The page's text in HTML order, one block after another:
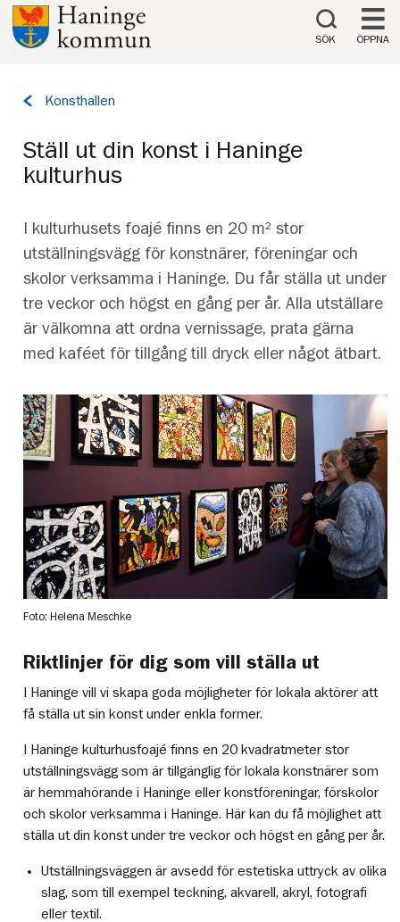
Till innehåll på sidan
SÖK ÖPPNA
Tillbaka
Konsthallen
Ställ ut din konst i Haninge
kulturhus
I kulturhusets foajé finns en 20 m² stor
utställningsvägg för konstnärer, föreningar och
skolor verksamma i Haninge. Du får ställa ut under
tre veckor och högst en gång per år. Alla utställare
är välkomna att ordna vernissage, prata gärna
med kaféet för tillgång till dryck eller något ätbart.
Foto: Helena Meschke
Riktlinjer för dig som vill ställa ut
I Haninge vill vi skapa goda möjligheter för lokala aktörer att
få ställa ut sin konst under enkla former.
I Haninge kulturhusfoajé finns en 20 kvadratmeter stor
utställningsvägg som är tillgänglig för lokala konstnärer som
är hemmahörande i Haninge eller konstföreningar, förskolor
och skolor verksamma i Haninge. Här kan du få möjlighet att
ställa ut din konst under tre veckor och högst en gång per år.
Utställningsväggen är avsedd för estetiska uttryck av olika
slag, som till exempel teckning, akvarell, akryl, fotografi
eller textil.